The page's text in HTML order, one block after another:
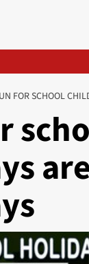
FOR SCHOOL